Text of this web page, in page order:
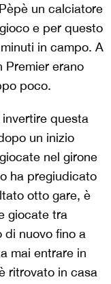
un calciatore
e per questo
in campo. A
Premier erano
poco.
invertire questa
un inizio
nel girone
ha pregiudicato
otto gare, è
giocate tra
di nuovo fino a
mai entrare in
ritrovato in casa